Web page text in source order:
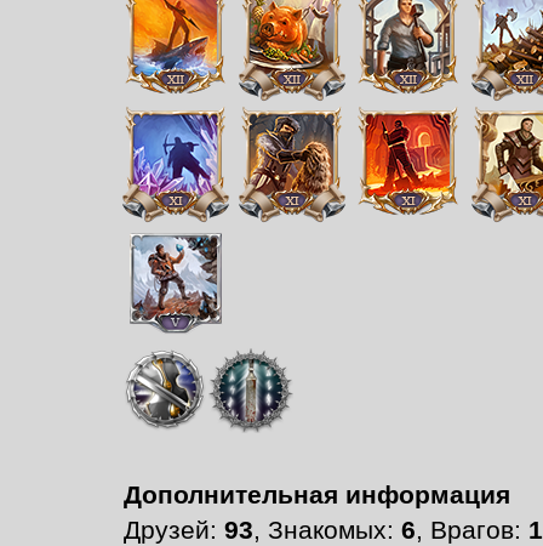
Дополнительная информация
Друзей: 93, Знакомых: 6, Врагов: 1